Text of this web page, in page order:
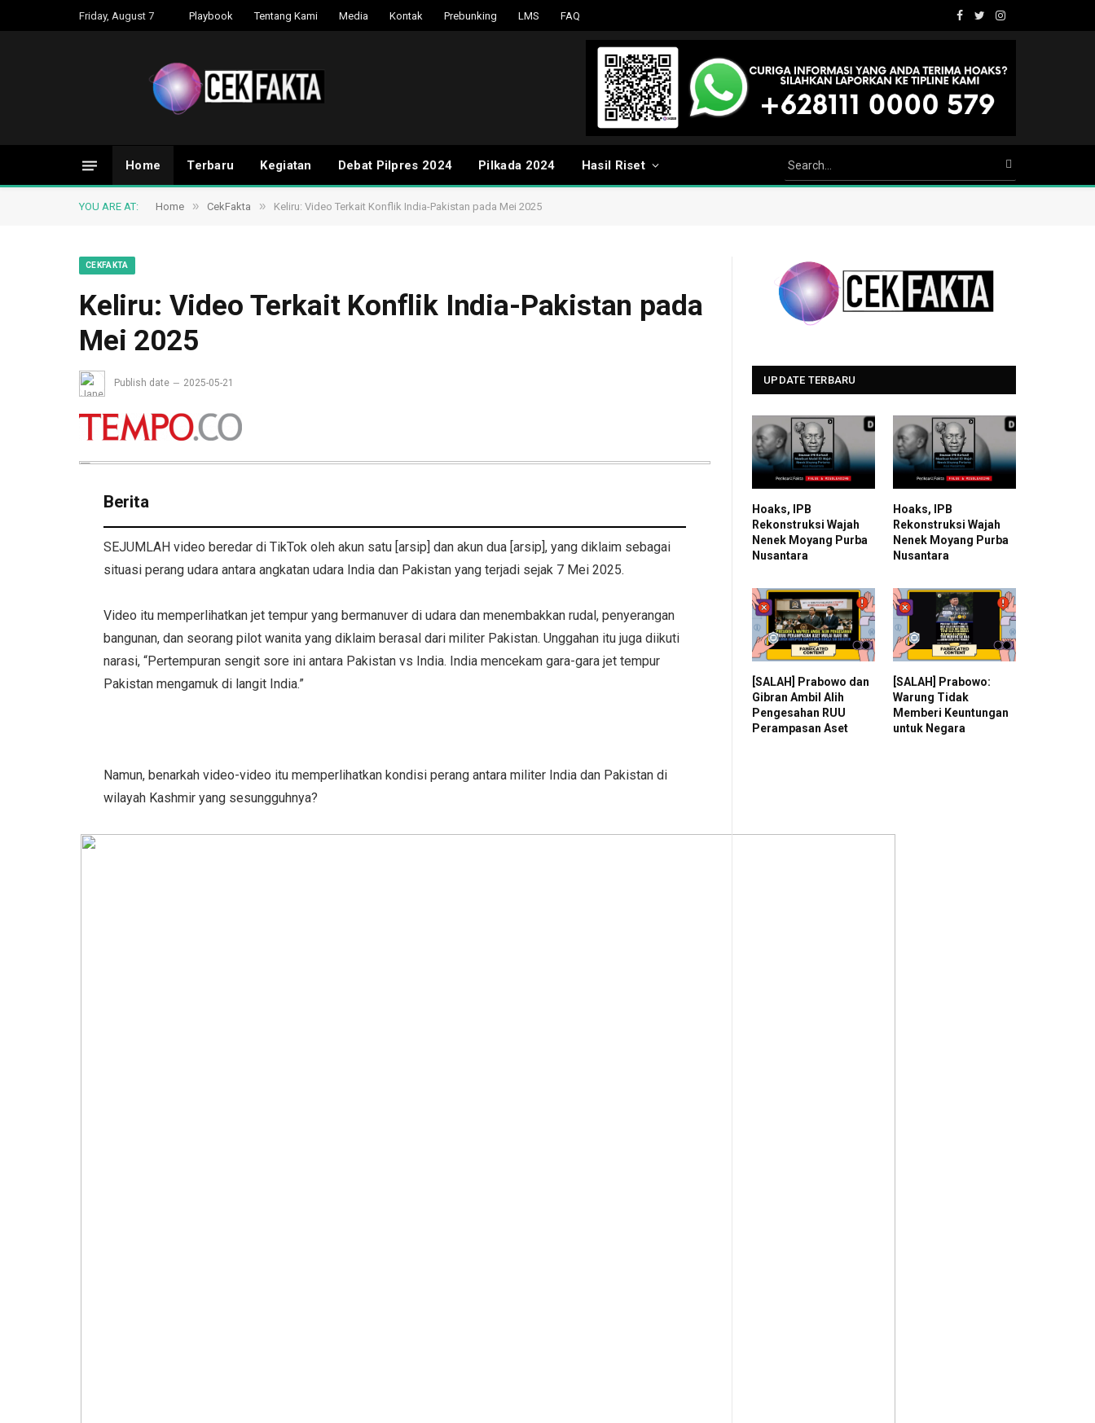
Friday, August 7 Playbook Tentang Kami Media Kontak Prebunking LMS FAQ
Facebook
TwitterInstagram
Home Terbaru Kegiatan Debat Pilpres 2024 Pilkada 2024 Hasil Riset
YOU ARE AT: Home » CekFakta » Keliru: Video Terkait Konflik India-Pakistan pada Mei 2025
CEKFAKTA
Keliru: Video Terkait Konflik India-Pakistan pada
Mei 2025
Publish date 2025-05-21
Berita
SEJUMLAH video beredar di TikTok oleh akun satu [arsip] dan akun dua [arsip], yang diklaim sebagai
situasi perang udara antara angkatan udara India dan Pakistan yang terjadi sejak 7 Mei 2025.
Video itu memperlihatkan jet tempur yang bermanuver di udara dan menembakkan rudal, penyerangan
bangunan, dan seorang pilot wanita yang diklaim berasal dari militer Pakistan. Unggahan itu juga diikuti
narasi, “Pertempuran sengit sore ini antara Pakistan vs India. India mencekam gara-gara jet tempur
Pakistan mengamuk di langit India.”
Namun, benarkah video-video itu memperlihatkan kondisi perang antara militer India dan Pakistan di
wilayah Kashmir yang sesungguhnya?
UPDATE TERBARU
Hoaks, IPB
Rekonstruksi Wajah
Nenek Moyang Purba
Nusantara
Hoaks, IPB
Rekonstruksi Wajah
Nenek Moyang Purba
Nusantara
[SALAH] Prabowo dan
Gibran Ambil Alih
Pengesahan RUU
Perampasan Aset
[SALAH] Prabowo:
Warung Tidak
Memberi Keuntungan
untuk Negara